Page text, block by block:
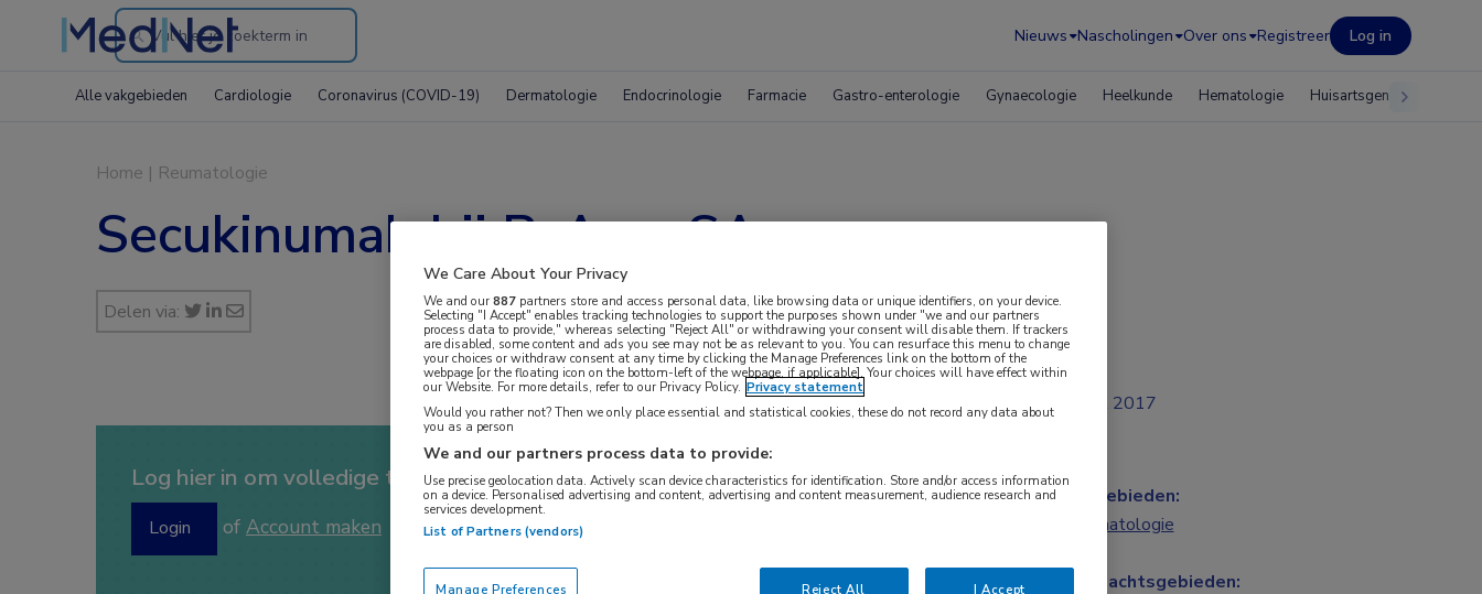
Search
the
Nieuws Nascholingen Over ons Registreer Log in
Alle vakgebieden Cardiologie Coronavirus (COVID-19) Dermatologie Endocrinologie Farmacie Gastro-enterologie Gynaecologie Heelkunde Hematologie Huisartsgeneeskunde
Home | Reumatologie
Secukinumab bij PsA en SA
Delen via:
Log hier in om volledige toegang te krijgen.
Login of Account maken
jul 2017
Vakgebieden:
Reumatologie
Aandachtsgebieden:
We Care About Your Privacy
We and our887 partners store and access personal data, like browsing data or unique identifiers, on your device.
Selecting "I Accept" enables tracking technologies to support the purposes shown under "we and our partners
process data to provide," whereas selecting "Reject All" or withdrawing your consent will disable them. If trackers
are disabled, some content and ads you see may not be as relevant to you. You can resurface this menu to change
your choices or withdraw consent at any time by clicking the Manage Preferences link on the bottom of the
webpage [or the floating icon on the bottom-left of the webpage, if applicable]. Your choices will have effect within
our Website. For more details, refer to our Privacy Policy. Privacy statement
Would you rather not? Then we only place essential and statistical cookies, these do not record any data about
you as a person
We and our partners process data to provide:
Use precise geolocation data. Actively scan device characteristics for identification. Store and/or access information
on a device. Personalised advertising and content, advertising and content measurement, audience research and
services development.
List of Partners (vendors)
Reject All I Accept
Manage Preferences